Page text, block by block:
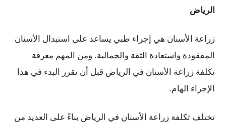
الرياض
زراعة الأسنان هي إجراء طبي يساعد على استبدال الأسنان
المفقودة واستعادة الثقة والجمالية. ومن المهم معرفة
تكلفة زراعة الأسنان في الرياض قبل أن تقرر البدء في هذا
الإجراء الهام.
تختلف تكلفة زراعة الأسنان في الرياض بناءً على العديد من